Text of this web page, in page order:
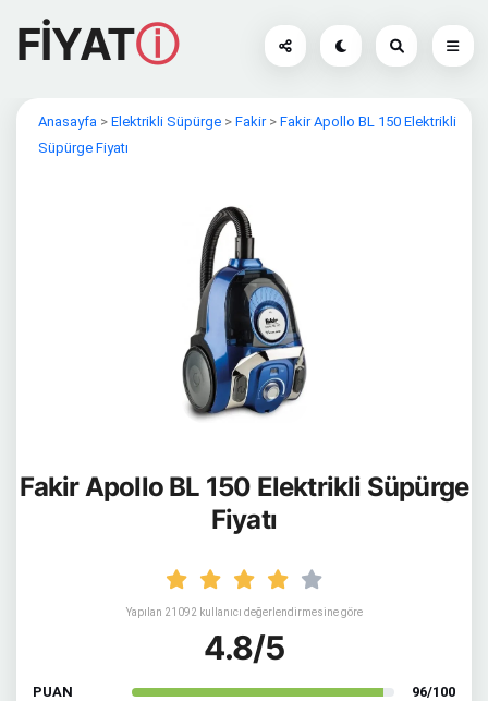
FİYATⓘ
Anasayfa > Elektrikli Süpürge > Fakir> Fakir Apollo BL 150 Elektrikli
Süpürge Fiyatı
Fakir Apollo BL 150 Elektrikli Süpürge
Fiyatı
Yapılan 21092 kullanıcı değerlendirmesine göre
4.8/5
PUAN 96/100